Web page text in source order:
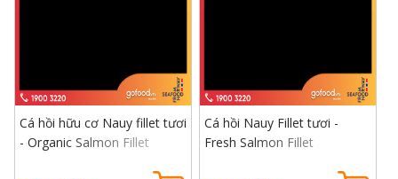
Cá hồi hữu cơ Nauy fillet tươi
- Organic Salmon Fillet
Cá hồi Nauy Fillet tươi -
Fresh Salmon Fillet